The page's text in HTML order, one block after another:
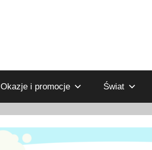
Okazje i promocje Świat